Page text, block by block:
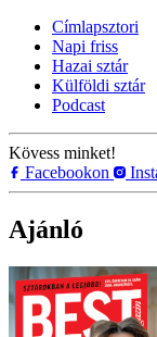
Címlapsztori
Napi friss
Hazai sztár
Külföldi sztár
Podcast
Kövess minket!
Facebookon
Ajánló